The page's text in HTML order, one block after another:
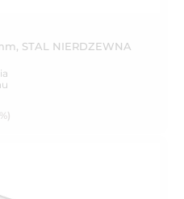
STAL NIERDZEWNA